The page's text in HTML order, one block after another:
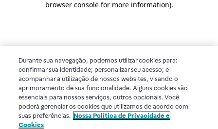
browser console for more information).
Durante sua navegação, podemos utilizar cookies para:
confirmar sua identidade; personalizar seu acesso; e
acompanhar a utilização de nossos websites, visando o
aprimoramento de sua funcionalidade. Alguns cookies são
essenciais para nossos serviços, outros opcionais. Você
poderá gerenciar os cookies que utilizamos de acordo com
suas preferências. Nossa Política de Privacidade e
Cookies